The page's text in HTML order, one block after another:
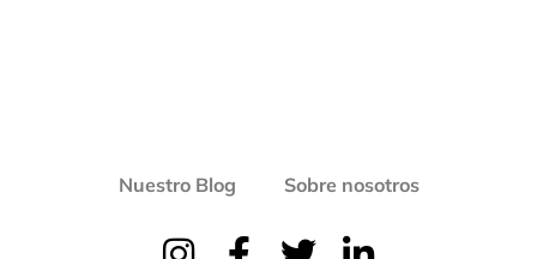
Nuestro Blog Sobre nosotros